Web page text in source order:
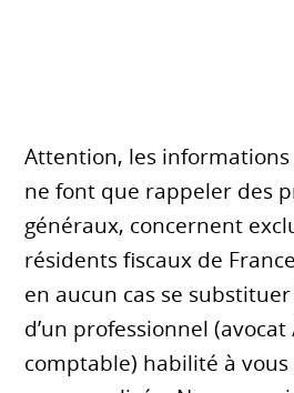
Attention, les
ne font que rappeler des
généraux, concernent
résidents fiscaux de
en aucun cas se substituer
d’un professionnel
comptable) habilité à